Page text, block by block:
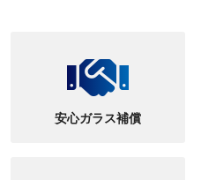
安心ガラス補償